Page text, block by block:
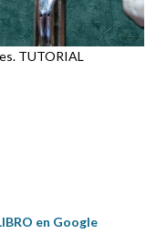
TUTORIAL
en Google